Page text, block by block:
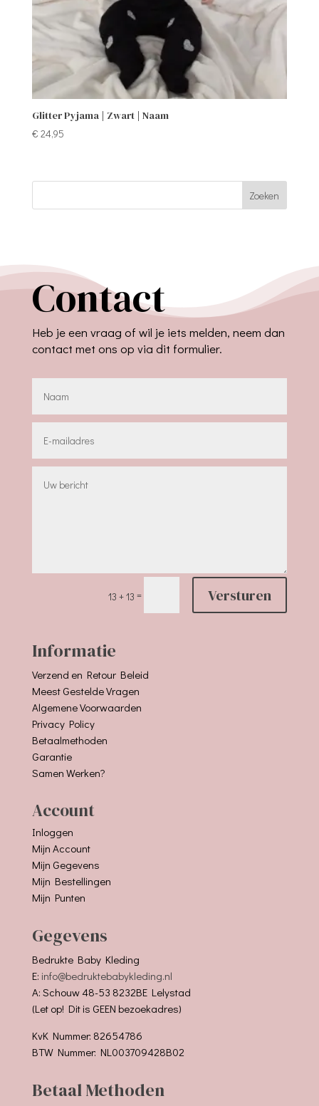
Glitter Pyjama | Zwart | Naam
€ 24,95
Zoeken
Contact
Heb je een vraag of wil je iets melden, neem dan
contact met ons op via dit formulier.
13 + 13 = Versturen
Informatie
Verzend en Retour Beleid
Meest Gestelde Vragen
Algemene Voorwaarden
Privacy Policy
Betaalmethoden
Garantie
Samen Werken?
Account
Inloggen
Mijn Account
Mijn Gegevens
Mijn Bestellingen
Mijn Punten
Gegevens
Bedrukte Baby Kleding
E: info@bedruktebabykleding.nl
A: Schouw 48-53 8232BE Lelystad
(Let op! Dit is GEEN bezoekadres)
KvK Nummer: 82654786
BTW Nummer: NL003709428B02
Betaal Methoden